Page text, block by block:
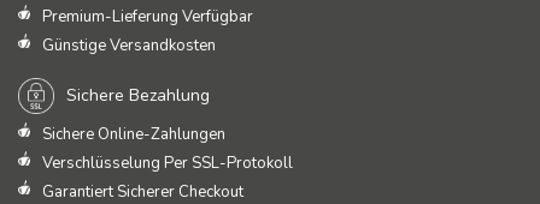
Premium-Lieferung Verfügbar
Günstige Versandkosten
Sichere Bezahlung
Sichere Online-Zahlungen
Verschlüsselung Per SSL-Protokoll
Garantiert Sicherer Checkout